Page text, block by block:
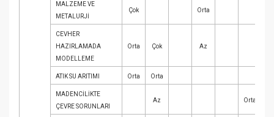
MALZEME VE
METALURJİ
Çok Orta
CEVHER
HAZIRLAMADA
MODELLEME
Orta Çok Az
ATIK SU ARITIMI Orta Orta
MADENCİLİKTE
ÇEVRE SORUNLARI
Az Orta